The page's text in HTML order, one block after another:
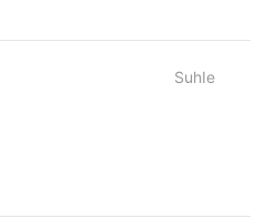
SuhIe